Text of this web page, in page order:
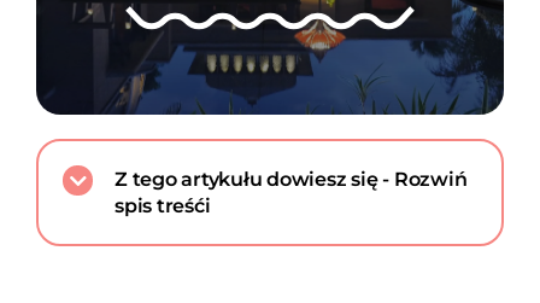
Z tego artykułu dowiesz się - Rozwiń
spis treśći